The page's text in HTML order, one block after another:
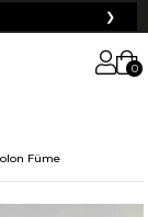
❯
0
Füme